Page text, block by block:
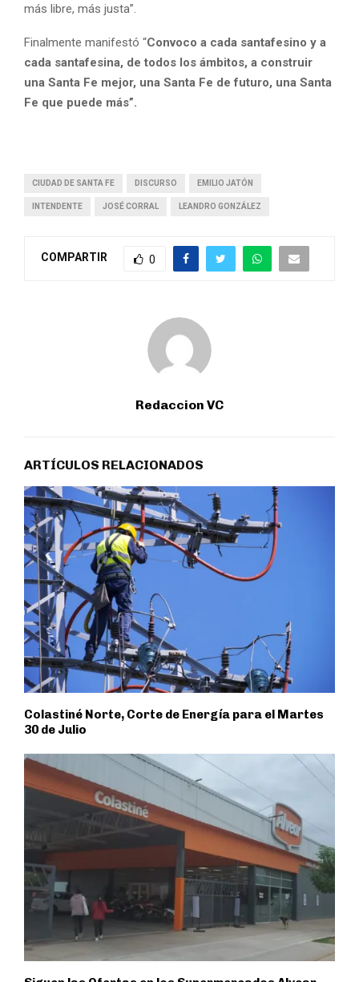
más libre, más justa”.
Finalmente manifestó “Convoco a cada santafesino y a
cada santafesina, de todos los ámbitos, a construir
una Santa Fe mejor, una Santa Fe de futuro, una Santa
Fe que puede más”.
CIUDAD DE SANTA FE DISCURSO EMILIO JATÓN
INTENDENTE JOSÉ CORRAL LEANDRO GONZÁLEZ
COMPARTIR 0
Redaccion VC
ARTÍCULOS RELACIONADOS
Colastiné Norte, Corte de Energía para el Martes
30 de Julio